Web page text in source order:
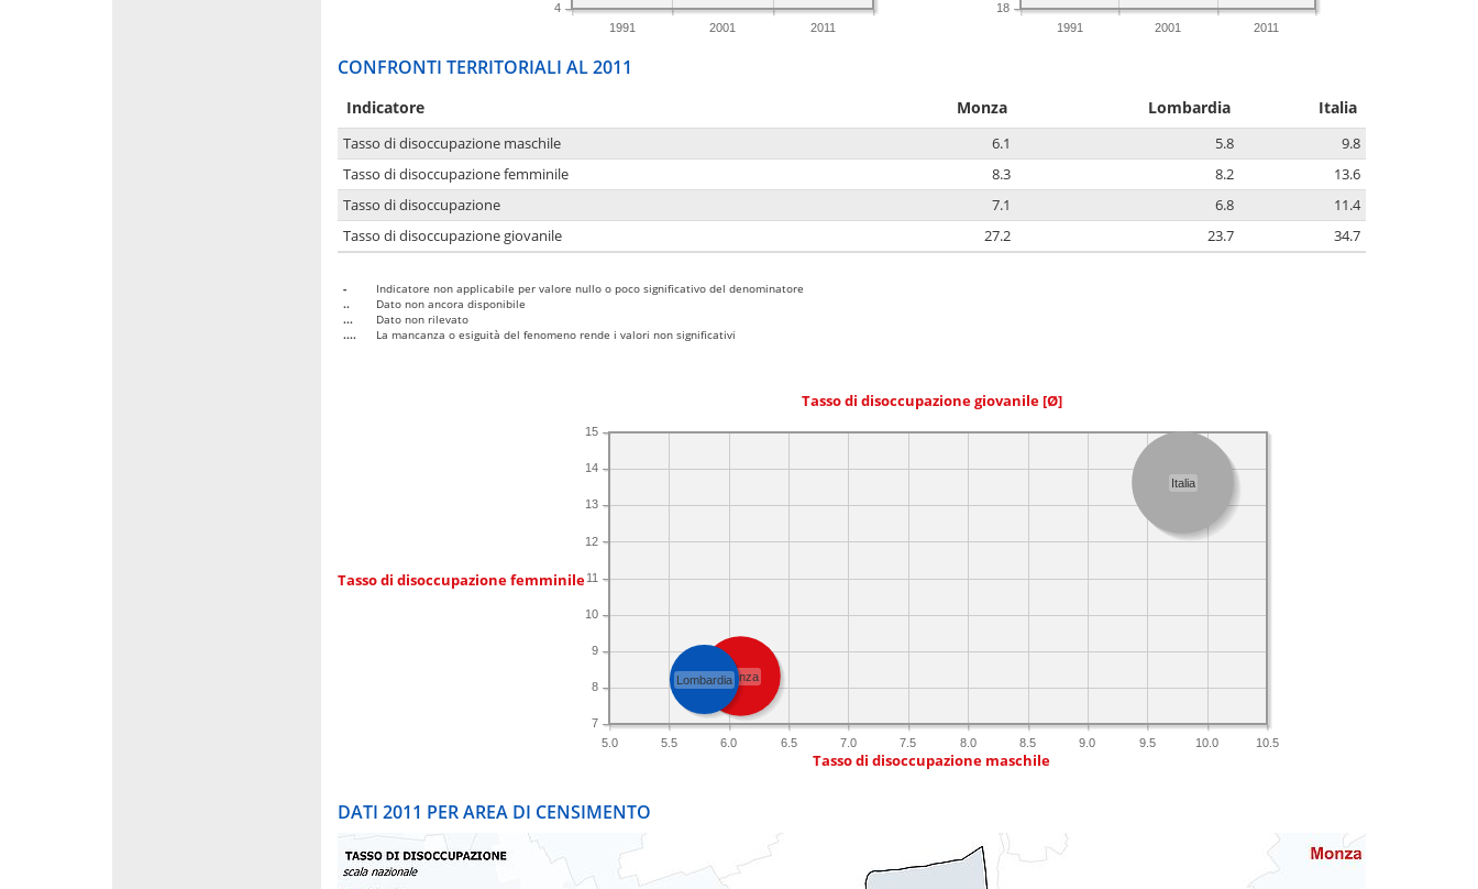
1991 2001 2011
4
1991 2001 2011
18
CONFRONTI TERRITORIALI AL 2011
Indicatore Monza Lombardia Italia
Tasso di disoccupazione maschile 6.1 5.8
9.8
Tasso di disoccupazione femminile
8.3 8.2
13.6
Tasso di disoccupazione
7.1 6.8
11.4
Tasso di disoccupazione giovanile
27.2 23.7 34.7
-
Indicatore non applicabile per valore nullo o poco significativo del denominatore
..
Dato non ancora disponibile
...
Dato non rilevato
....
La mancanza o esiguità del fenomeno rende i valori non significativi
Tasso di disoccupazione giovanile [Ø]
Tasso di disoccupazione femminile
5.0 5.5 6.0 6.5 7.0 7.5 8.0 8.5 9.0 9.5 10.0 10.5
7
8
9
10
11
12
13
14
15
Italia
Monza
Lombardia
Tasso di disoccupazione maschile
DATI 2011 PER AREA DI CENSIMENTO